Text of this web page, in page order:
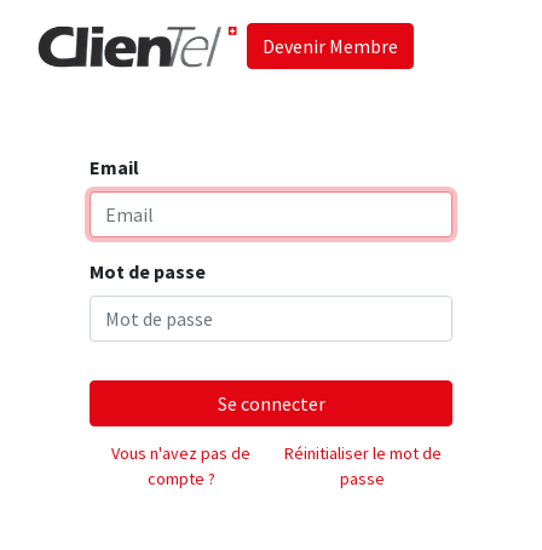
Devenir Membre
Email
Mot de passe
Se connecter
Vous n'avez pas de
compte ?
Réinitialiser le mot de
passe